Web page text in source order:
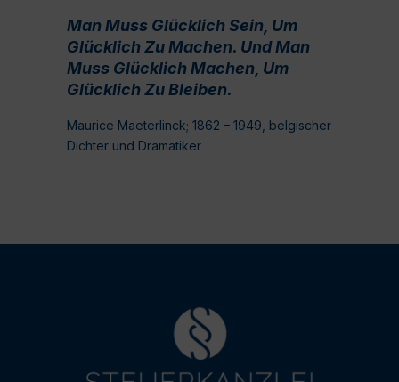
Man Muss Glücklich Sein, Um
Glücklich Zu Machen. Und Man
Muss Glücklich Machen, Um
Glücklich Zu Bleiben.
Maurice Maeterlinck; 1862 – 1949, belgischer
Dichter und Dramatiker